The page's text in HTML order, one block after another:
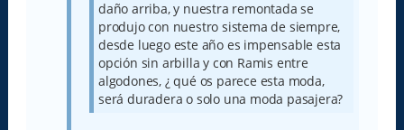
daño arriba, y nuestra remontada se
produjo con nuestro sistema de siempre,
desde luego este año es impensable esta
opción sin arbilla y con Ramis entre
algodones, ¿ qué os parece esta moda,
será duradera o solo una moda pasajera?